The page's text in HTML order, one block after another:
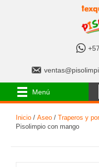
+
7
4
v
s
@
Menú
Inicio /Aseo /Traperos y
Pisolimpio con mango